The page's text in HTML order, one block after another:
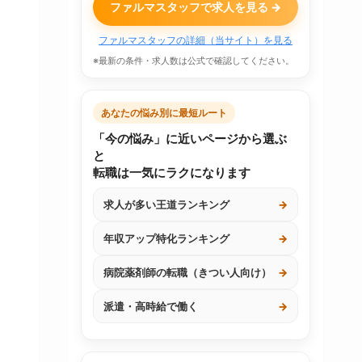
ファルマスタッフで求人を見る →
ファルマスタッフの詳細（当サイト）を見る
※最新の条件・求人数は公式で確認してください。
あなたの悩み別に最短ルート
「今の悩み」に近いページから選ぶ
と
転職は一気にラクになります
求人が多い王道ランキング →
年収アップ特化ランキング →
病院薬剤師の転職（きつい人向け） →
派遣・高時給で働く →